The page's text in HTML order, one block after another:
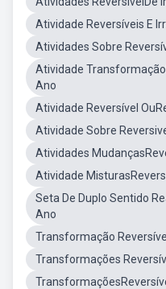
Atividade Reversíveis E
Atividades Sobre
Atividade
Ano
Atividade Reversível
Atividade Sobre
Atividades
Atividade
Seta De Duplo Sentido
Ano
Transformação
Transformações